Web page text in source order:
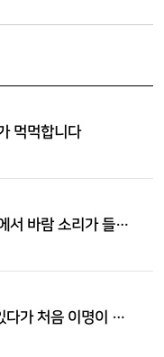
먹먹합니다
[부산 · 사하점] 한달 전부터 좌측 귀에서 바람 소리가 들립니다
[경북 · 구미점] 허리 통증으로 누워있다가 처음 이명이 생겼습니다.